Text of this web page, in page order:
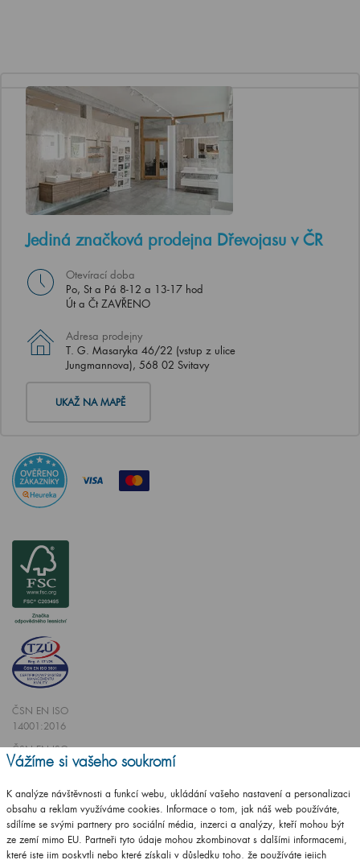
Jediná značková prodejna Dřevojasu v ČR
Otevírací doba
Po, St a Pá 8-12 a 13-17 hod
Út a Čt ZAVŘENO
Adresa prodejny
T. G. Masaryka 46/22 (vstup z ulice
Jungmannova), 568 02 Svitavy
UKAŽ NA MAPĚ
ČSN EN ISO
14001:2016
ČSN EN ISO
9001:2016
Vytvořilo studioCZECHGROUP.cz
Vážíme si vašeho soukromí
K analýze návštěvnosti a funkcí webu, ukládání vašeho nastavení a personalizaci
obsahu a reklam využíváme cookies. Informace o tom, jak náš web používáte,
sdílíme se svými partnery pro sociální média, inzerci a analýzy, kteří mohou být
ze zemí mimo EU. Partneři tyto údaje mohou zkombinovat s dalšími informacemi,
které jste jim poskytli nebo které získali v důsledku toho, že používáte jejich